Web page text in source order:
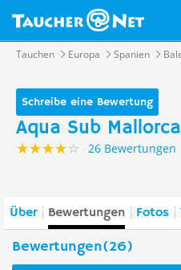
Tauchen Europa Spanien
Schreibe eine Bewertung
Aqua Sub Mallorca
26 Bewertungen
Über Bewertungen Fotos
Bewertungen(26)